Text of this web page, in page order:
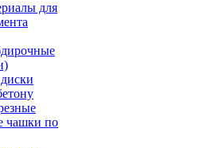
для
чашки по